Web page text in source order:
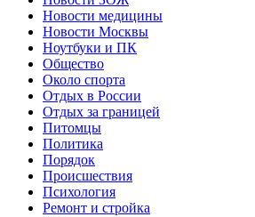
Новости медицины
Новости Москвы
Ноутбуки и ПК
Общество
Около спорта
Отдых в России
Отдых за границей
Питомцы
Политика
Порядок
Происшествия
Психология
Ремонт и стройка